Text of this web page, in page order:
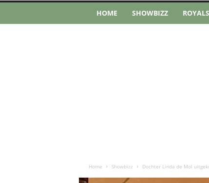
HOME SHOWBIZZ ROYALS
Home Showbizz Dochter Linda de Mol